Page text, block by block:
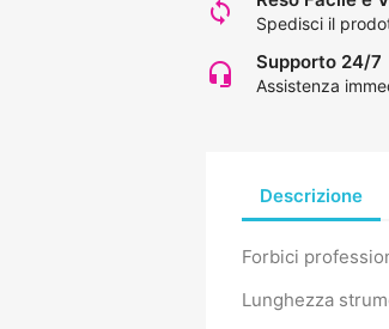
loop Spedisci il
headset_mic Supporto 24/7
Assistenza
Descrizione
Forbici
Lunghezza